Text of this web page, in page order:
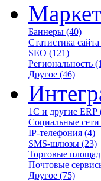
Баннеры (40)
Статистика сайта
SEO (121)
Региональность
Другое (46)
1С и другие ERP
Социальные сети
IP-телефония (4)
SMS-шлюзы (23)
Торговые
Почтовые
Другое (75)